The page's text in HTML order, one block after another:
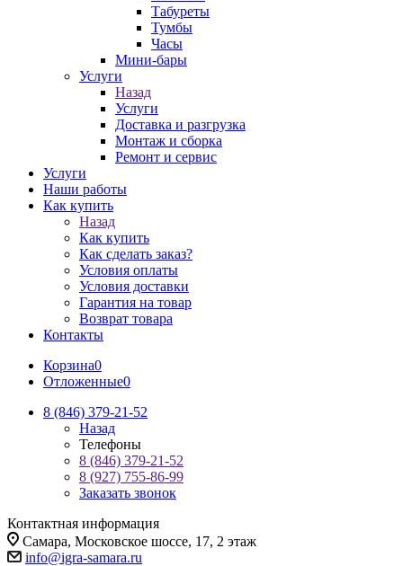
Табуреты
Тумбы
Часы
Мини-бары
Услуги
Назад
Услуги
Доставка и разгрузка
Монтаж и сборка
Ремонт и сервис
Услуги
Наши работы
Как купить
Назад
Как купить
Как сделать заказ?
Условия оплаты
Условия доставки
Гарантия на товар
Возврат товара
Контакты
Корзина0
Отложенные0
8 (846) 379-21-52
Назад
Телефоны
8 (846) 379-21-52
8 (927) 755-86-99
Заказать звонок
Контактная информация
Самара, Московское шоссе, 17, 2 этаж
info@igra-samara.ru